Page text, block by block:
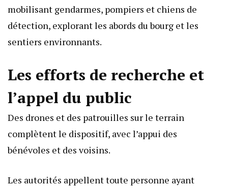
mobilisant gendarmes, pompiers et chiens de
détection, explorant les abords du bourg et les
sentiers environnants.
Les efforts de recherche et
l’appel du public
Des drones et des patrouilles sur le terrain
complètent le dispositif, avec l’appui des
bénévoles et des voisins.
Les autorités appellent toute personne ayant